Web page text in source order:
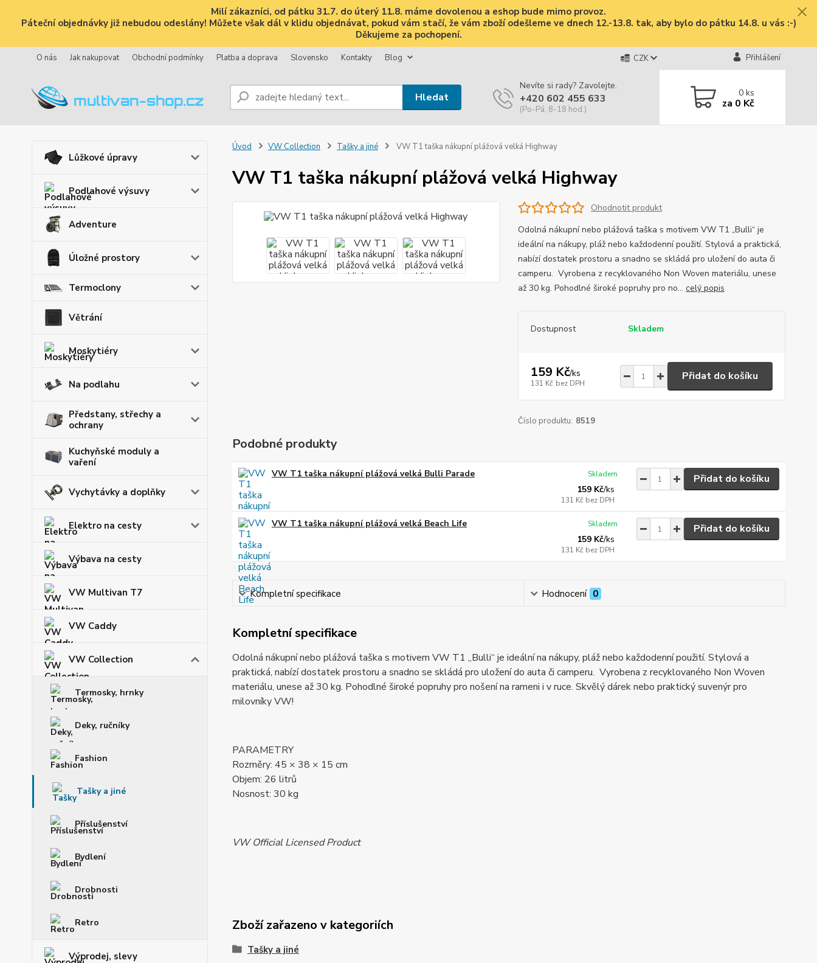
Milí zákazníci, od pátku 31.7. do úterý 11.8. máme dovolenou a eshop bude mimo provoz.
Páteční objednávky již nebudou odeslány! Můžete však dál v klidu objednávat, pokud vám stačí, že vám zboží odešleme ve dnech 12.-13.8. tak, aby bylo do pátku 14.8. u vás :-)
Děkujeme za pochopení.
O nás Jak nakupovat Obchodní podmínky Platba a doprava Slovensko Kontakty Blog CZK Přihlášení
Hledat
Nevíte si rady? Zavolejte.
+420 602 455 633
(Po-Pá, 8-18 hod.)
0ks
za 0 Kč
Lůžkové úpravy
Podlahové výsuvy
Adventure
Úložné prostory
Termoclony
Větrání
Moskytiéry
Na podlahu
Předstany, střechy a
ochrany
Kuchyňské moduly a
vaření
Vychytávky a doplňky
Elektro na cesty
Výbava na cesty
VW Multivan T7
VW Caddy
VW Collection
Termosky, hrnky
Deky, ručníky
Fashion
Tašky a jiné
Příslušenství
Bydlení
Drobnosti
Retro
Výprodej, slevy
Úvod VW Collection Tašky a jiné VW T1 taška nákupní plážová velká Highway
VW T1 taška nákupní plážová velká Highway
Ohodnotit produkt
Odolná nákupní nebo plážová taška s motivem VW T1 „Bulli“ je
ideální na nákupy, pláž nebo každodenní použití. Stylová a praktická,
nabízí dostatek prostoru a snadno se skládá pro uložení do auta či
camperu. Vyrobena z recyklovaného Non Woven materiálu, unese
až 30 kg. Pohodlné široké popruhy pro no... celý popis
Dostupnost Skladem
159 Kč/ks
131 Kč bez DPH
Přidat do košíku
Číslo produktu: 8519
Podobné produkty
VW T1 taška nákupní plážová velká Bulli Parade
159 Kč/ks
131 Kč bez DPH
Skladem Přidat do košíku
VW T1 taška nákupní plážová velká Beach Life
159 Kč/ks
131 Kč bez DPH
Skladem Přidat do košíku
Kompletní specifikace Hodnocení 0
Kompletní specifikace
Odolná nákupní nebo plážová taška s motivem VW T1 „Bulli“ je ideální na nákupy, pláž nebo každodenní použití. Stylová a
praktická, nabízí dostatek prostoru a snadno se skládá pro uložení do auta či camperu. Vyrobena z recyklovaného Non Woven
materiálu, unese až 30 kg. Pohodlné široké popruhy pro nošení na rameni i v ruce. Skvělý dárek nebo praktický suvenýr pro
milovníky VW!
PARAMETRY
Rozměry: 45 × 38 × 15 cm
Objem: 26 litrů
Nosnost: 30 kg
VW Official Licensed Product
Zboží zařazeno v kategoriích
Tašky a jiné